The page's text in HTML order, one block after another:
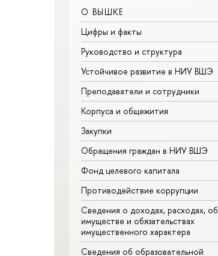
О ВЫШКЕ
Цифры и факты
Руководство и структура
Устойчивое развитие в НИУ ВШЭ
Преподаватели и сотрудники
Корпуса и общежития
Закупки
Обращения граждан в НИУ ВШЭ
Фонд целевого капитала
Противодействие коррупции
Сведения о доходах, расходах, об
имуществе и обязательствах
имущественного характера
Сведения об образовательной